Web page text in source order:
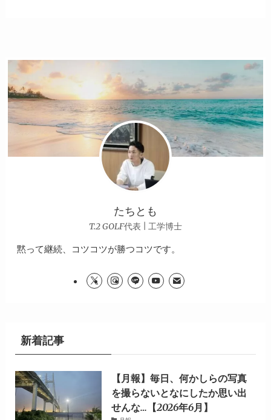
たちとも
T.2 GOLF代表 | 工学博士
黙って継続、コツコツが勝つコツです。
新着記事
【月報】毎日、何かしらの写真
を撮らないとなにしたか思い出
せんな…【2026年6月】